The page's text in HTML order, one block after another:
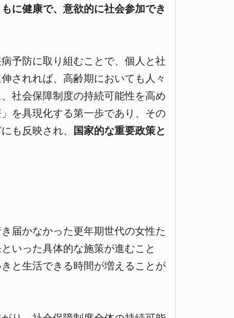
に健康で、意欲的に社会参加でき
予防に取り組むことで、個人と社
されれば、高齢期においても人々
社会保障制度の持続可能性を高め
を具現化する第一歩であり、その
も反映され、
国家的な重要政策と
届かなかった更年期世代の女性た
いった具体的な施策が進むこと
と生活できる時間が増えることが